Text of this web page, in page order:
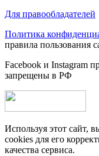
Для правообладателей
Политика
правила пользования
Facebook и Instagram
запрещены в РФ
Используя этот сайт,
cookies для его
качества сервиса.